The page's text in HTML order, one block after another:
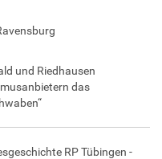
und Riedhausen
das
RP Tübingen -